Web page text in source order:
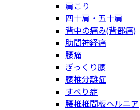
肩こり
四十肩・五十肩
背中の痛み(背部痛)
肋間神経痛
腰痛
ぎっくり腰
腰椎分離症
すべり症
腰椎椎間板ヘルニア